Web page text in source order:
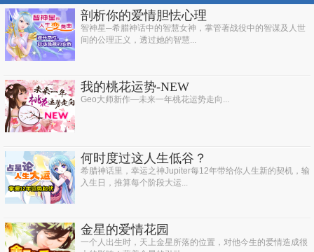
剖析你的爱情胆怯心理
智神星─希腊神话中的智慧女神，掌管著战役中的智谋及人世
间的公理正义，透过她的智慧...
我的桃花运势-NEW
Geo大师新作—未来一年桃花运势走向...
何时度过这人生低谷？
希腊神话里，幸运之神Jupiter每12年带给你人生新的契机，输
入生日，推算每个阶段大运...
金星的爱情花园
一个人出生时，天上金星所落的位置，对他今生的爱情造成很